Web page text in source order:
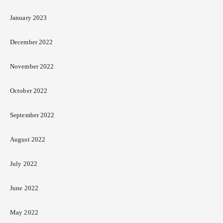
January 2023
December 2022
November 2022
October 2022
September 2022
August 2022
July 2022
June 2022
May 2022